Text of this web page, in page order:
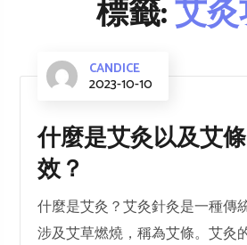
標籤:艾
CANDICE
2023-10-10
什麼是艾灸以及艾
效？
什麼是艾灸？艾灸針灸是一種傳
涉及艾草燃燒，稱為艾條。艾灸